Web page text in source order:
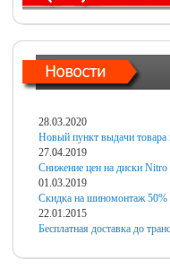
28.03.2020
Новый пункт выдачи товара
27.04.2019
Снижение цен на диски
01.03.2019
Скидка на шиномонтаж 50%
22.01.2015
Бесплатная доставка до